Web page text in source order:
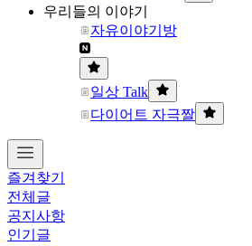
우리들의 이야기
자유이야기방
일상 Talk
다이어트 자극짤
즐겨찾기
전체글
공지사항
인기글